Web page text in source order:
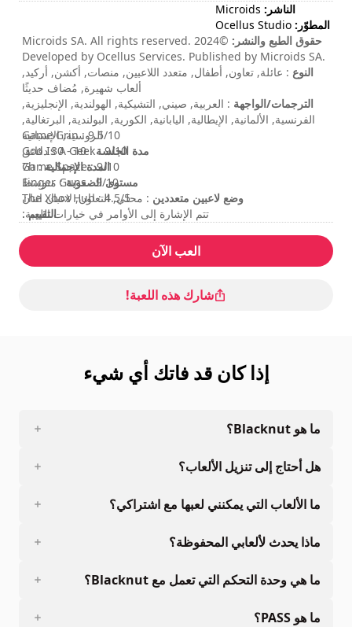
الناشر: Microids
المطوّر: Ocellus Studio
حقوق الطبع والنشر:
©2024 Microids SA. All rights reserved.
Developed by Ocellus Services. Published by Microids SA.
All rights reserved. Peyo – 2024 – Licensed through
I.M.P.S. (Brussels)
النوع : عائلة, تعاون, أطفال, متعدد اللاعبين, منصات, أكشن, أركيد,
ألعاب شهيرة, مُضاف حديثًا
الترجمات/الواجهة : العربية, صيني, التشيكية, الهولندية, الإنجليزية,
الفرنسية, الألمانية, الإيطالية, اليابانية, الكورية, البولندية, البرتغالية,
الروسية, الإسبانية
مدة الجلسة: 10 - 30 دقائق
المدة الإجمالية: 7h
مستوى الصعوبة: متوسط
وضع لاعبين متعددين : محلي, التعاون, لاعبان اثنان
التقييم:
Game Grin : 9.5/10
God Is A Geek : 9/10
Game Space : 9/10
Finger Guns : 9/10
The Xbox Hub : 4.5/5
تتم الإشارة إلى الأوامر في خيارات اللعبة.
العب الآن
شارك هذه اللعبة!
إذا كان قد فاتك أي شيء
ما هو Blacknut؟
هل أحتاج إلى تنزيل الألعاب؟
ما الألعاب التي يمكنني لعبها مع اشتراكي؟
ماذا يحدث لألعابي المحفوظة؟
ما هي وحدة التحكم التي تعمل مع Blacknut؟
ما هو PASS؟